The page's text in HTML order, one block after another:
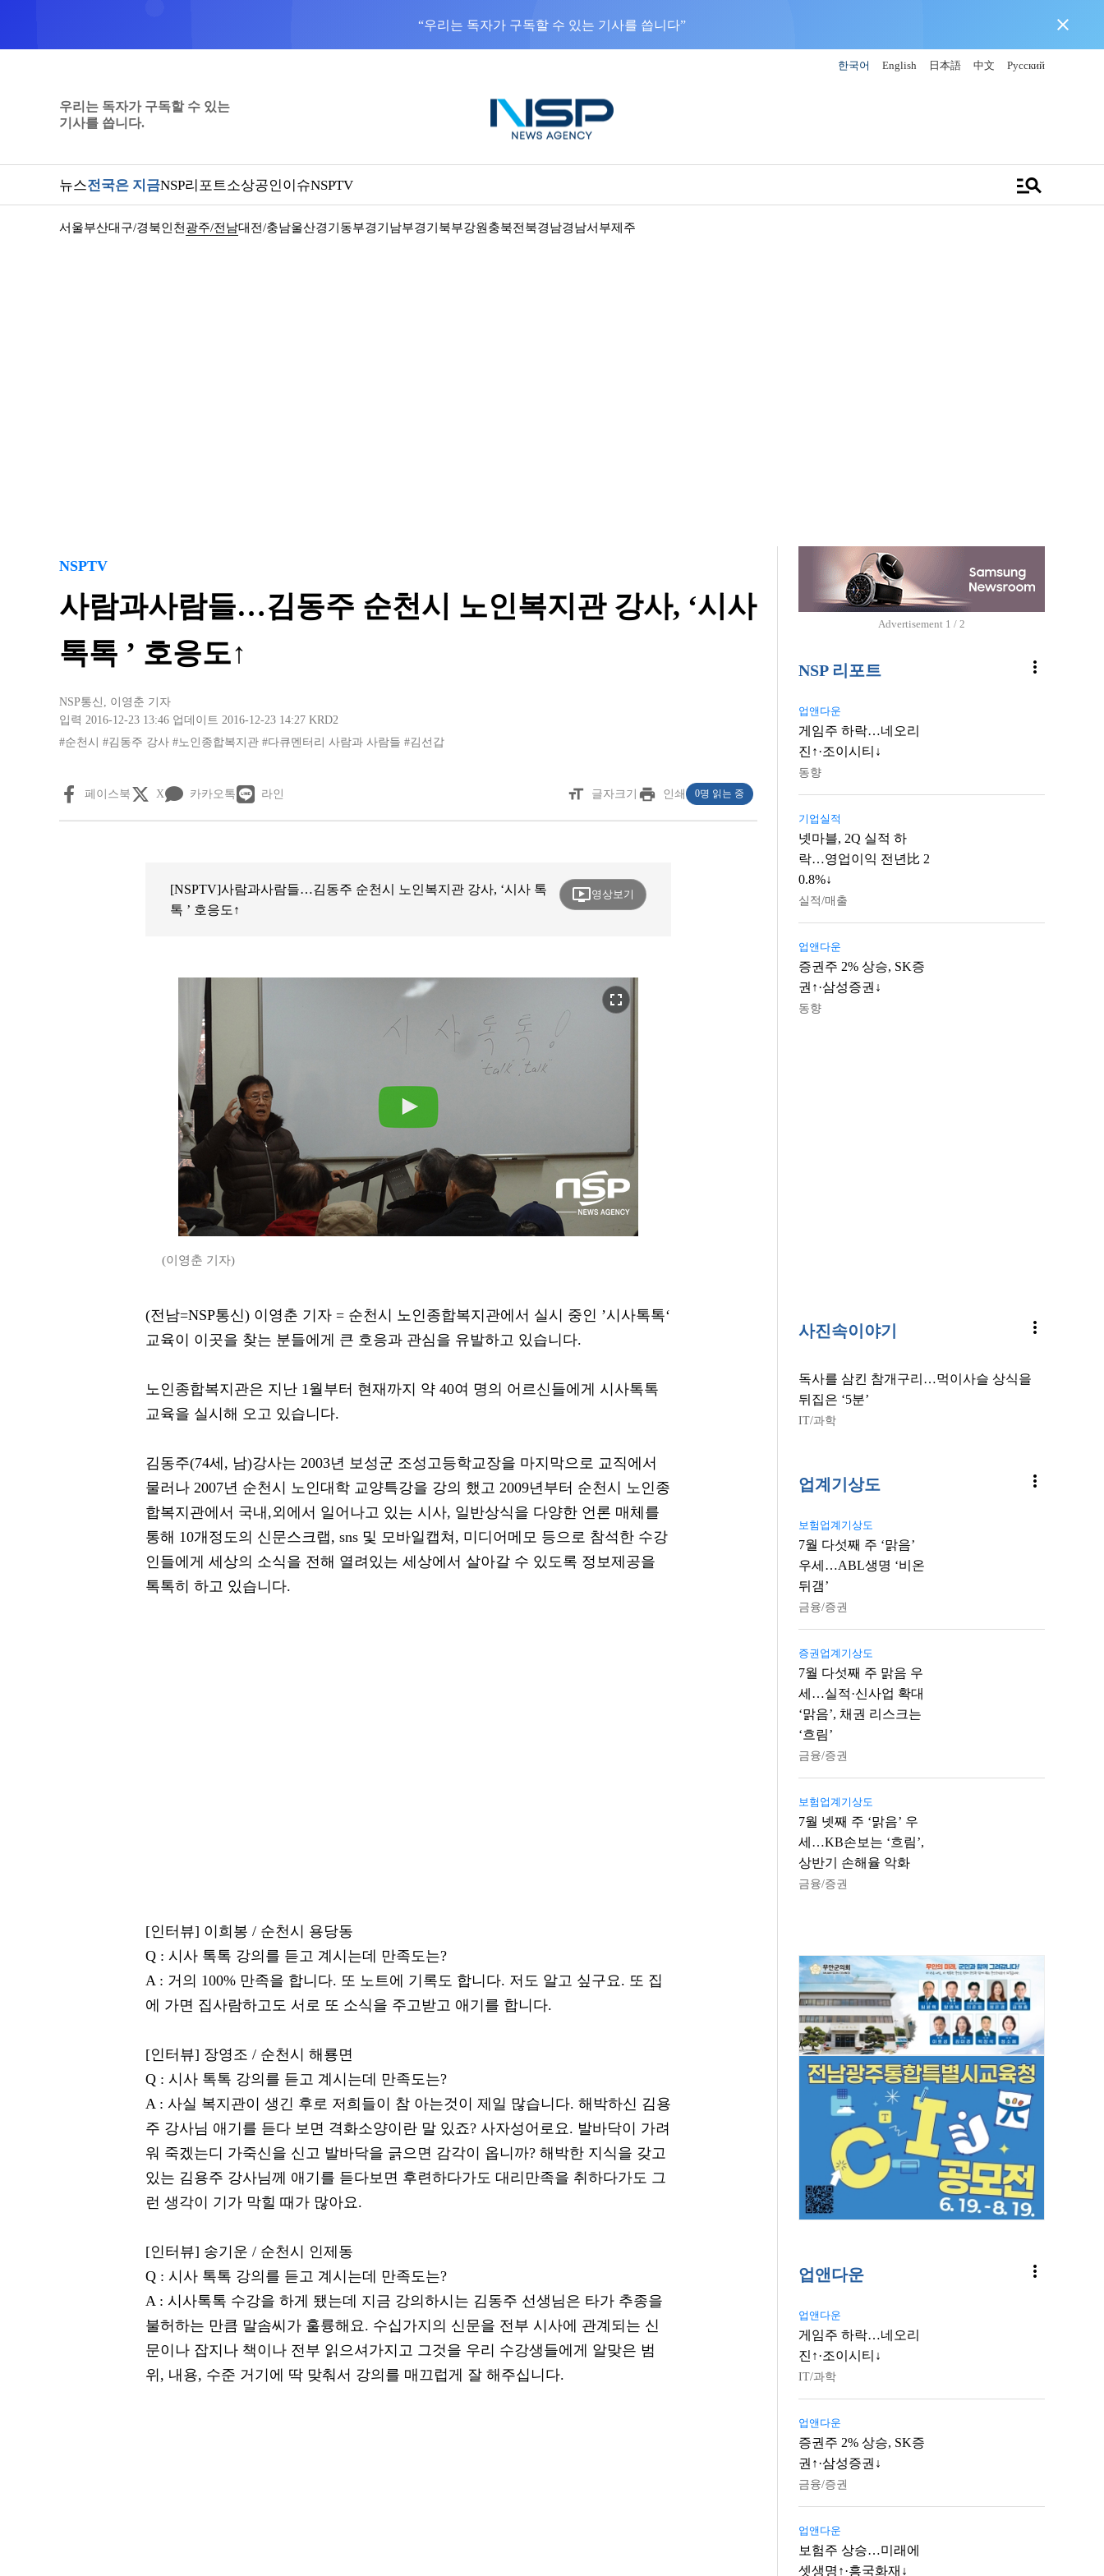
“우리는 독자가 구독할 수 있는 기사를 씁니다” close
한국어 English 日本語 中文 Русский
우리는 독자가 구독할 수 있는
기사를 씁니다.
뉴스전국은 지금NSP리포트소상공인이슈NSPTV manage_search
서울부산대구/경북인천 광주/전남대전/충남울산경기동부경기남부경기북부강원 충북전북경남경남서부제주
NSPTV
사람과사람들…김동주 순천시 노인복지관 강사, ‘시사
톡톡 ’ 호응도↑
NSP통신 , 이영춘 기자
입력 2016-12-23 13:46 업데이트 2016-12-23 14:27 KRD2
#순천시
#김동주 강사 #노인종합복지관 #다큐멘터리 사람과 사람들 #김선갑
페이스북 X 카카오톡 라인 format_size 글자크기 print 인쇄 0명 읽는 중
[NSPTV]사람과사람들…김동주 순천시 노인복지관 강사, ‘시사 톡
톡 ’ 호응도↑
ondemand_video영상보기
fullscreen
(이영춘 기자)
(전남=NSP통신) 이영춘 기자 = 순천시 노인종합복지관에서 실시 중인 ’시사톡톡‘
교육이 이곳을 찾는 분들에게 큰 호응과 관심을 유발하고 있습니다.
노인종합복지관은 지난 1월부터 현재까지 약 40여 명의 어르신들에게 시사톡톡
교육을 실시해 오고 있습니다.
김동주(74세, 남)강사는 2003년 보성군 조성고등학교장을 마지막으로 교직에서
물러나 2007년 순천시 노인대학 교양특강을 강의 했고 2009년부터 순천시 노인종
합복지관에서 국내,외에서 일어나고 있는 시사, 일반상식을 다양한 언론 매체를
통해 10개정도의 신문스크랩, sns 및 모바일캡쳐, 미디어메모 등으로 참석한 수강
인들에게 세상의 소식을 전해 열려있는 세상에서 살아갈 수 있도록 정보제공을
톡톡히 하고 있습니다.
[인터뷰] 이희봉 / 순천시 용당동
Q : 시사 톡톡 강의를 듣고 계시는데 만족도는?
A : 거의 100% 만족을 합니다. 또 노트에 기록도 합니다. 저도 알고 싶구요. 또 집
에 가면 집사람하고도 서로 또 소식을 주고받고 애기를 합니다.
[인터뷰] 장영조 / 순천시 해룡면
Q : 시사 톡톡 강의를 듣고 계시는데 만족도는?
A : 사실 복지관이 생긴 후로 저희들이 참 아는것이 제일 많습니다. 해박하신 김용
주 강사님 애기를 듣다 보면 격화소양이란 말 있죠? 사자성어로요. 발바닥이 가려
워 죽겠는디 가죽신을 신고 발바닥을 긁으면 감각이 옵니까? 해박한 지식을 갖고
있는 김용주 강사님께 애기를 듣다보면 후련하다가도 대리만족을 취하다가도 그
런 생각이 기가 막힐 때가 많아요.
[인터뷰] 송기운 / 순천시 인제동
Q : 시사 톡톡 강의를 듣고 계시는데 만족도는?
A : 시사톡톡 수강을 하게 됐는데 지금 강의하시는 김동주 선생님은 타가 추종을
불허하는 만큼 말솜씨가 훌륭해요. 수십가지의 신문을 전부 시사에 관계되는 신
문이나 잡지나 책이나 전부 읽으셔가지고 그것을 우리 수강생들에게 알맞은 범
위, 내용, 수준 거기에 딱 맞춰서 강의를 매끄럽게 잘 해주십니다.
Advertisement 1 / 2
NSP 리포트 more_vert
업앤다운
게임주 하락…네오리
진↑·조이시티↓
동향
기업실적
넷마블, 2Q 실적 하
락…영업이익 전년比 2
0.8%↓
실적/매출
업앤다운
증권주 2% 상승, SK증
권↑·삼성증권↓
동향
사진속이야기 more_vert
독사를 삼킨 참개구리…먹이사슬 상식을
뒤집은 ‘5분’
IT/과학
업계기상도 more_vert
보험업계기상도
7월 다섯째 주 ‘맑음’
우세…ABL생명 ‘비온
뒤갬’
금융/증권
증권업계기상도
7월 다섯째 주 맑음 우
세…실적·신사업 확대
‘맑음’, 채권 리스크는
‘흐림’
금융/증권
보험업계기상도
7월 넷째 주 ‘맑음’ 우
세…KB손보는 ‘흐림’,
상반기 손해율 악화
금융/증권
업앤다운 more_vert
업앤다운
게임주 하락…네오리
진↑·조이시티↓
IT/과학
업앤다운
증권주 2% 상승, SK증
권↑·삼성증권↓
금융/증권
업앤다운
보험주 상승…미래에
셋생명↑·흥국화재↓